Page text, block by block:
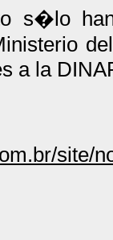
s�lo
a la
site/